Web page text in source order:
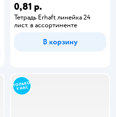
0,81 р.
Тетрадь Erhaft линейка 24
лист. в ассортименте
В корзину